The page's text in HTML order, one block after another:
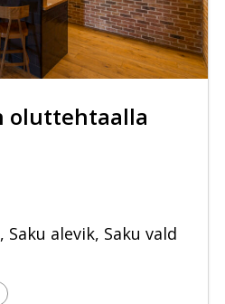
oluttehtaalla
alevik, Saku vald